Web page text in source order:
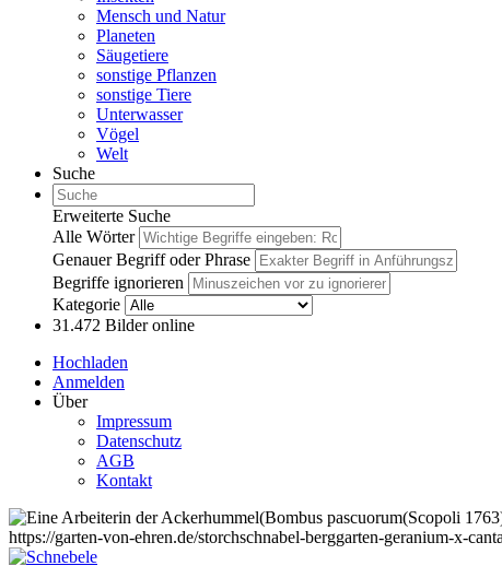
Mensch und Natur
Planeten
Säugetiere
sonstige Pflanzen
sonstige Tiere
Unterwasser
Vögel
Welt
Suche
Erweiterte Suche
Alle Wörter
Genauer Begriff oder Phrase
Begriffe ignorieren
Kategorie
31.472 Bilder online
Hochladen
Anmelden
Über
Impressum
Datenschutz
AGB
Kontakt